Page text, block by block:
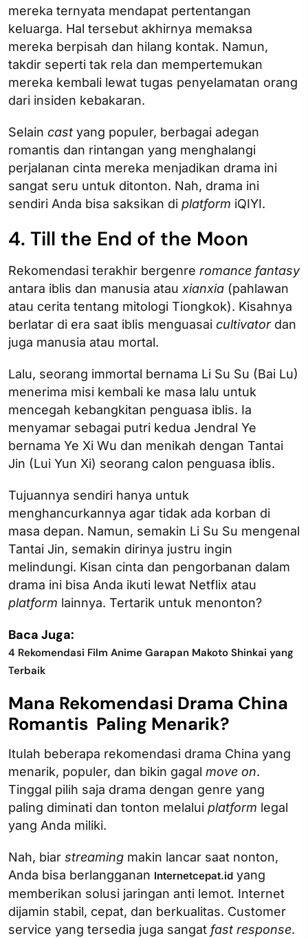
mereka ternyata mendapat pertentangan
keluarga. Hal tersebut akhirnya memaksa
mereka berpisah dan hilang kontak. Namun,
takdir seperti tak rela dan mempertemukan
mereka kembali lewat tugas penyelamatan orang
dari insiden kebakaran.
Selain cast yang populer, berbagai adegan
romantis dan rintangan yang menghalangi
perjalanan cinta mereka menjadikan drama ini
sangat seru untuk ditonton. Nah, drama ini
sendiri Anda bisa saksikan di platform iQIYI.
4. Till the End of the Moon
Rekomendasi terakhir bergenre romance fantasy
antara iblis dan manusia atau xianxia (pahlawan
atau cerita tentang mitologi Tiongkok). Kisahnya
berlatar di era saat iblis menguasai cultivatordan
juga manusia atau mortal.
Lalu, seorang immortal bernama Li Su Su (Bai Lu)
menerima misi kembali ke masa lalu untuk
mencegah kebangkitan penguasa iblis. Ia
menyamar sebagai putri kedua Jendral Ye
bernama Ye Xi Wu dan menikah dengan Tantai
Jin (Lui Yun Xi) seorang calon penguasa iblis.
Tujuannya sendiri hanya untuk
menghancurkannya agar tidak ada korban di
masa depan. Namun, semakin Li Su Su mengenal
Tantai Jin, semakin dirinya justru ingin
melindungi. Kisan cinta dan pengorbanan dalam
drama ini bisa Anda ikuti lewat Netflix atau
platform lainnya. Tertarik untuk menonton?
Baca Juga:
4 Rekomendasi Film Anime Garapan Makoto Shinkai yang
Terbaik
Mana Rekomendasi Drama China
Romantis Paling Menarik?
Itulah beberapa rekomendasi drama China yang
menarik, populer, dan bikin gagal move on.
Tinggal pilih saja drama dengan genre yang
paling diminati dan tonton melalui platform legal
yang Anda miliki.
Nah, biar streaming makin lancar saat nonton,
Anda bisa berlangganan Internetcepat.id yang
memberikan solusi jaringan anti lemot. Internet
dijamin stabil, cepat, dan berkualitas. Customer
service yang tersedia juga sangat fast response.